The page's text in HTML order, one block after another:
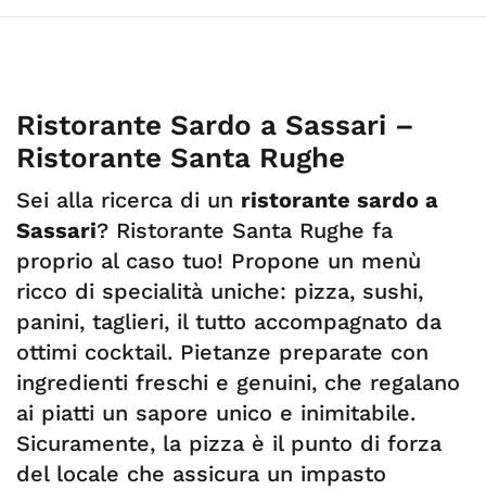
Ristorante Sardo a Sassari –
Ristorante Santa Rughe
Sei alla ricerca di un ristorante sardo a
Sassari? Ristorante Santa Rughe fa
proprio al caso tuo! Propone un menù
ricco di specialità uniche: pizza, sushi,
panini, taglieri, il tutto accompagnato da
ottimi cocktail. Pietanze preparate con
ingredienti freschi e genuini, che regalano
ai piatti un sapore unico e inimitabile.
Sicuramente, la pizza è il punto di forza
del locale che assicura un impasto